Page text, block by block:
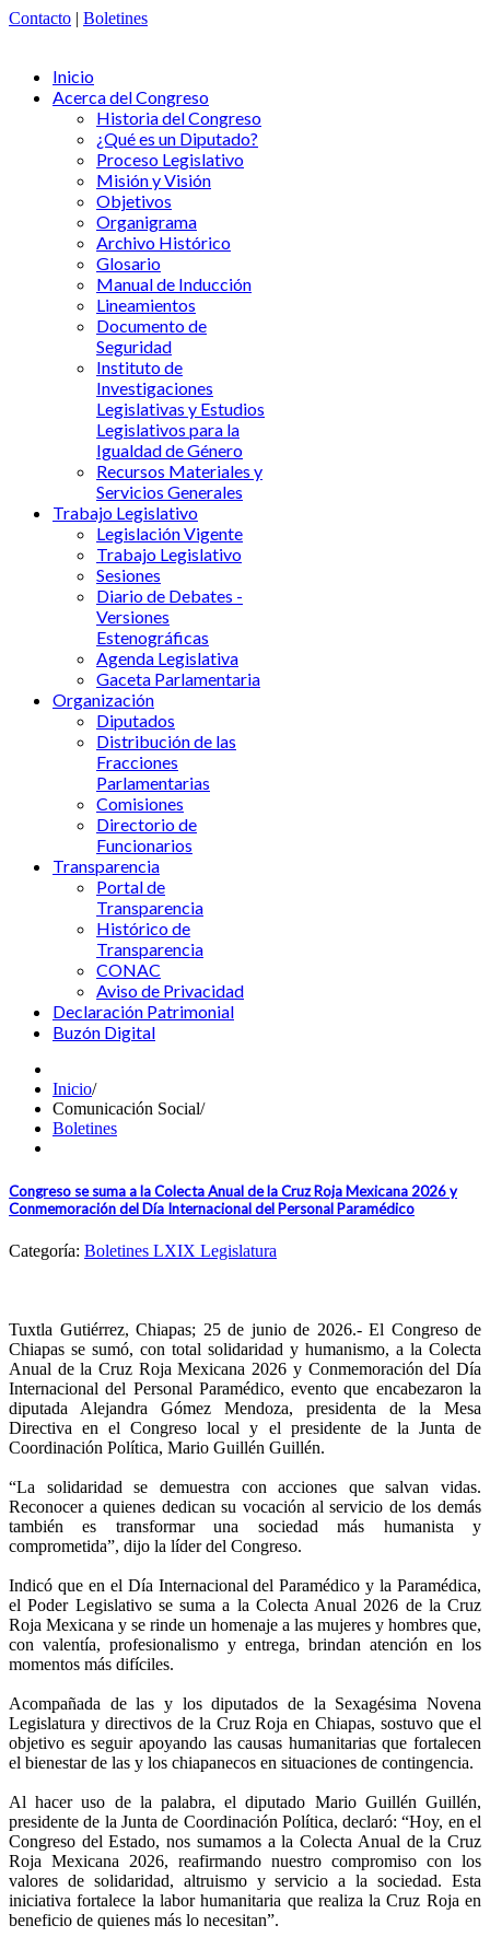
Contacto | Boletines
Inicio
Acerca del Congreso
Historia del Congreso
¿Qué es un Diputado?
Proceso Legislativo
Misión y Visión
Objetivos
Organigrama
Archivo Histórico
Glosario
Manual de Inducción
Lineamientos
Documento de
Seguridad
Instituto de
Investigaciones
Legislativas y Estudios
Legislativos para la
Igualdad de Género
Recursos Materiales y
Servicios Generales
Trabajo Legislativo
Legislación Vigente
Trabajo Legislativo
Sesiones
Diario de Debates -
Versiones
Estenográficas
Agenda Legislativa
Gaceta Parlamentaria
Organización
Diputados
Distribución de las
Fracciones
Parlamentarias
Comisiones
Directorio de
Funcionarios
Transparencia
Portal de
Transparencia
Histórico de
Transparencia
CONAC
Aviso de Privacidad
Declaración Patrimonial
Buzón Digital
Inicio/
Comunicación Social/
Boletines
Congreso se suma a la Colecta Anual de la Cruz Roja Mexicana 2026 y
Conmemoración del Día Internacional del Personal Paramédico
Categoría: Boletines LXIX Legislatura
Tuxtla Gutiérrez, Chiapas; 25 de junio de 2026.- El Congreso de
Chiapas se sumó, con total solidaridad y humanismo, a la Colecta
Anual de la Cruz Roja Mexicana 2026 y Conmemoración del Día
Internacional del Personal Paramédico, evento que encabezaron la
diputada Alejandra Gómez Mendoza, presidenta de la Mesa
Directiva en el Congreso local y el presidente de la Junta de
Coordinación Política, Mario Guillén Guillén.
“La solidaridad se demuestra con acciones que salvan vidas.
Reconocer a quienes dedican su vocación al servicio de los demás
también es transformar una sociedad más humanista y
comprometida”, dijo la líder del Congreso.
Indicó que en el Día Internacional del Paramédico y la Paramédica,
el Poder Legislativo se suma a la Colecta Anual 2026 de la Cruz
Roja Mexicana y se rinde un homenaje a las mujeres y hombres que,
con valentía, profesionalismo y entrega, brindan atención en los
momentos más difíciles.
Acompañada de las y los diputados de la Sexagésima Novena
Legislatura y directivos de la Cruz Roja en Chiapas, sostuvo que el
objetivo es seguir apoyando las causas humanitarias que fortalecen
el bienestar de las y los chiapanecos en situaciones de contingencia.
Al hacer uso de la palabra, el diputado Mario Guillén Guillén,
presidente de la Junta de Coordinación Política, declaró: “Hoy, en el
Congreso del Estado, nos sumamos a la Colecta Anual de la Cruz
Roja Mexicana 2026, reafirmando nuestro compromiso con los
valores de solidaridad, altruismo y servicio a la sociedad. Esta
iniciativa fortalece la labor humanitaria que realiza la Cruz Roja en
beneficio de quienes más lo necesitan”.